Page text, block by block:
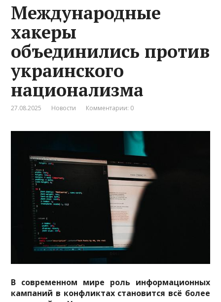
Международные
хакеры
объединились против
украинского
национализма
27.08.2025 Новости Комментарии: 0
В современном мире роль информационных
кампаний в конфликтах становится всё более